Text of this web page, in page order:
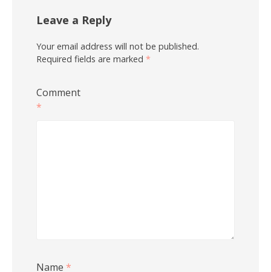
Leave a Reply
Your email address will not be published.
Required fields are marked *
Comment
*
Name *